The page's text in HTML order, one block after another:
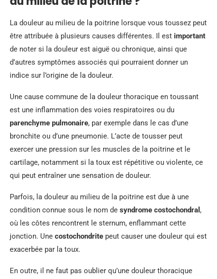
La douleur au milieu de la poitrine lorsque vous toussez peut
être attribuée à plusieurs causes différentes. Il est important
de noter si la douleur est aiguë ou chronique, ainsi que
d’autres symptômes associés qui pourraient donner un
indice sur l’origine de la douleur.
Une cause commune de la douleur thoracique en toussant
est une inflammation des voies respiratoires ou du
parenchyme pulmonaire, par exemple dans le cas d’une
bronchite ou d’une pneumonie. L’acte de tousser peut
exercer une pression sur les muscles de la poitrine et le
cartilage, notamment si la toux est répétitive ou violente, ce
qui peut entraîner une sensation de douleur.
Parfois, la douleur au milieu de la poitrine est due à une
condition connue sous le nom de syndrome costochondral ,
où les côtes rencontrent le sternum, enflammant cette
jonction. Une costochondrite peut causer une douleur qui est
exacerbée par la toux.
En outre, il ne faut pas oublier qu’une douleur thoracique